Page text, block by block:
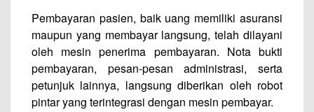
Pembayaran pasien, baik uang memiliki asuransi
maupun yang membayar langsung, telah dilayani
oleh mesin penerima pembayaran. Nota bukti
pembayaran, pesan-pesan administrasi, serta
petunjuk lainnya, langsung diberikan oleh robot
pintar yang terintegrasi dengan mesin pembayar.